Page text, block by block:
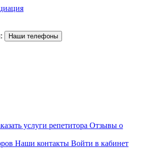
Наши телефоны
услуги репетитора Отзывы о
Наши контакты Войти в кабинет